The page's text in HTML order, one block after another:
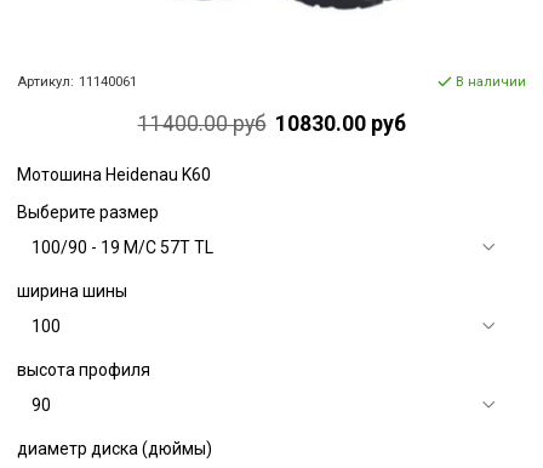
Артикул: 11140061 В наличии
11400.00 руб 10830.00 руб
Мотошина Heidenau K60
Выберите размер
ширина шины
высота профиля
диаметр диска (дюймы)